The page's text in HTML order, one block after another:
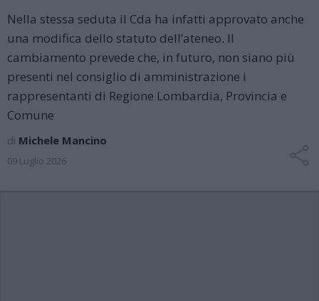
Nella stessa seduta il Cda ha infatti approvato anche
una modifica dello statuto dell’ateneo. Il
cambiamento prevede che, in futuro, non siano più
presenti nel consiglio di amministrazione i
rappresentanti di Regione Lombardia, Provincia e
Comune
di Michele Mancino
09 Luglio 2026